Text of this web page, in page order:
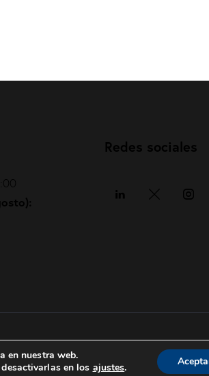
Redes sociales
de privacidad Política de cookies|
en nuestra web.
en los ajustes.